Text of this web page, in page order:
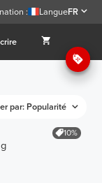
: LangueFR
par: Popularité
10%